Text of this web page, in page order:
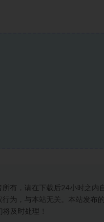
有，请在下载后24小时之内
为，与本站无关。本站发布
及时处理！